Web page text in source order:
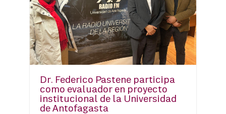
Dr. Federico Pastene participa
como evaluador en proyecto
institucional de la Universidad
de Antofagasta